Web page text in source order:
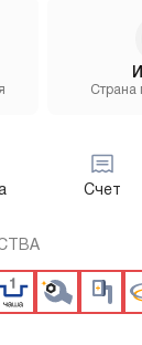
Страна
Счет